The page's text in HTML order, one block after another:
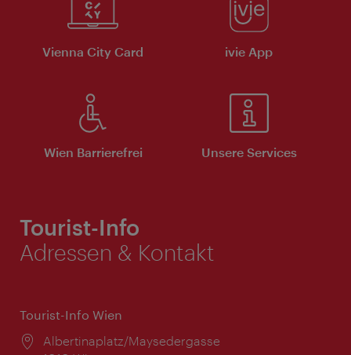
Vienna City Card ivie App
Wien Barrierefrei Unsere Services
Tourist-Info
Adressen & Kontakt
Tourist-Info Wien
Ort:
Albertinaplatz/Maysedergasse